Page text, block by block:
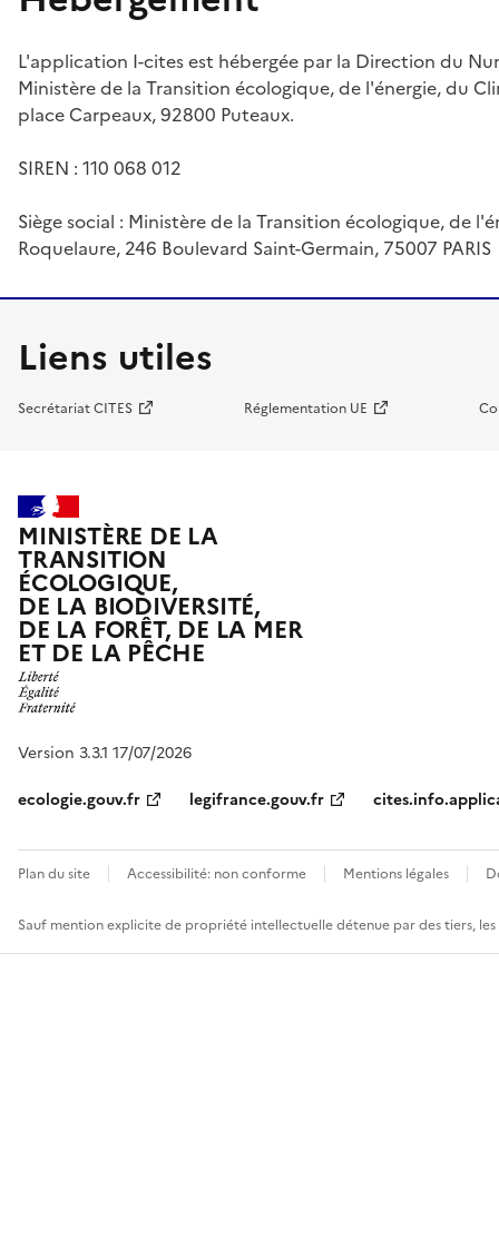
L'application I-cites est hébergée par la Direction du
Ministère de la Transition écologique, de l'énergie, du
place Carpeaux, 92800 Puteaux.
SIREN : 110 068 012
Siège social : Ministère de la Transition écologique, de
Roquelaure, 246 Boulevard Saint-Germain, 75007 PARIS
Liens utiles
Secrétariat CITES Réglementation UE
MINISTÈRE DE LA
TRANSITION
ÉCOLOGIQUE,
DE LA BIODIVERSITÉ,
DE LA FORÊT, DE LA MER
ET DE LA PÊCHE
Version 3.3.1 17/07/2026
ecologie.gouv.fr
legifrance.gouv.fr
Plan du site Accessibilité: non conforme Mentions légales
Sauf mention explicite de propriété intellectuelle détenue par des tiers,